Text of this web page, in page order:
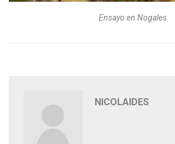
Ensayo en Nogales
NICOLAIDES